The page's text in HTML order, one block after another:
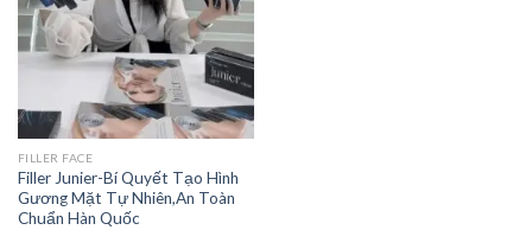
FILLER FACE
Filler Junier-Bí Quyết Tạo Hình
Gương Mặt Tự Nhiên,An Toàn
Chuẩn Hàn Quốc